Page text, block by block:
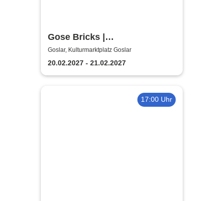
Gose Bricks |
Kulturmarktplatz Goslar
Goslar, Kulturmarktplatz Goslar
20.02.2027 - 21.02.2027
17:00 Uhr